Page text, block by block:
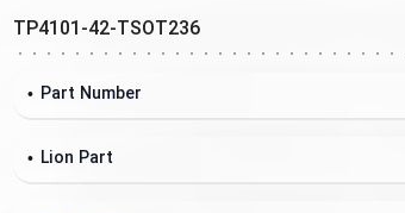
TP4101-42-TSOT236
Part Number
Lion Part